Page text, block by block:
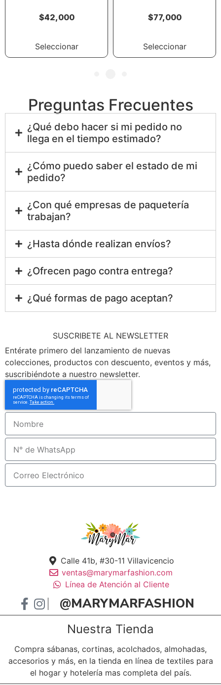
$42,000
Seleccionar
$77,000
Seleccionar
Preguntas Frecuentes
¿Qué debo hacer si mi pedido no
llega en el tiempo estimado?
¿Cómo puedo saber el estado de mi
pedido?
¿Con qué empresas de paquetería
trabajan?
¿Hasta dónde realizan envíos?
¿Ofrecen pago contra entrega?
¿Qué formas de pago aceptan?
SUSCRIBETE AL NEWSLETTER
Entérate primero del lanzamiento de nuevas
colecciones, productos con descuento, eventos y más,
suscribiéndote a nuestro newsletter.
Calle 41b, #30-11 Villavicencio
ventas@marymarfashion.com
Línea de Atención al Cliente
@MARYMARFASHION
Nuestra Tienda
Compra sábanas, cortinas, acolchados, almohadas,
accesorios y más, en la tienda en línea de textiles para
el hogar y hotelería mas completa del país.